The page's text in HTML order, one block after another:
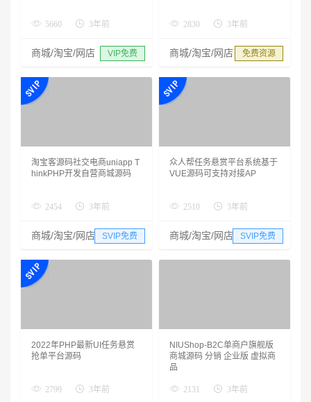
5660 3年前
商城/淘宝/网店 VIP免费
2830 3年前
商城/淘宝/网店 免费资源
淘宝客源码社交电商uniapp T
hinkPHP开发自营商城源码
2454 3年前
商城/淘宝/网店 SVIP免费
众人帮任务悬赏平台系统基于
VUE源码可支持对接AP
2510 3年前
商城/淘宝/网店 SVIP免费
2022年PHP最新UI任务悬赏
抢单平台源码
2799 3年前
NIUShop-B2C单商户旗舰版
商城源码 分销 企业版 虚拟商
品
2131 3年前